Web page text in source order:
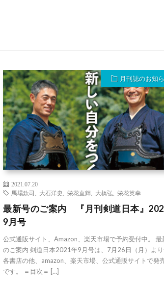
月刊誌のお知
2021.07.20
馬場欽司
大石洋史 ,栄花直輝 大橋弘 ,栄花英幸
最新号のご案内 『月刊剣道日本』
9月号
公式通販サイト、Amazon、楽天市場で予約受付中。 最
のご案内 剣道日本2021年9月号は、7月26日（月）よ
各書店の他、amazon、楽天市場、公式通販サイトで発
です。 ＝目次＝ […]